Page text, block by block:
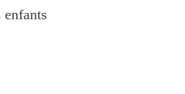
enfants